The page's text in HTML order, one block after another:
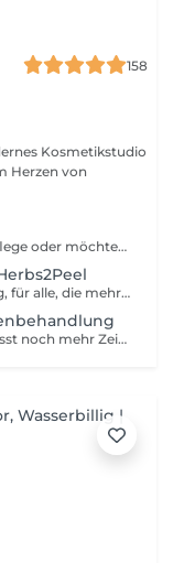
158
Kosmetikstudio
Herzen von
Du brauchst Nachschub für deine Hautpflege oder möchtest einen Gutschein abholen? Dann ist dieser kurze Termin genau das Richtige für dich. Hier kannst du unkompliziert deine Produkte oder Gutscheine bei uns im Studio abholen ganz ohne Wartezeit und in entspannter Atmosphäre. Wichtig: Bitte beachte, dass es sich hierbei um einen reinen Abhol- oder Shopping-Termin handelt. Eine individuelle Hautanalyse oder Pflegeberatung ist aus Zeitgründen nicht möglich. Wir freuen uns auf dich!
Die intensivste Form der Hauterneuerung, für alle, die mehr wollen als nur einen Frische-Kick. Das Signature BPeel basiert auf der innovativen herbs2peel Methode und kombiniert natürliches Kräuterpeeling mit gezielter, individueller Wirkstoffbehandlung und Entspannungselementen. Feinste Kräuterpartikel werden in die Haut eingearbeitet und erzeugen eine gezielte Mikroirritation. Genau hier beginnt der Effekt: - die Durchblutung wird angeregt - der Stoffwechsel aktiviert - die Zellerneuerung stimuliert Gleichzeitig werden abgestorbene Hautzellen gelöst, während aktive Wirkstoffe tief in die Haut eingeschleust werden. Das Besondere: Es kommt nicht zu einem klassischen Schälprozess, sondern zu einer intensiven Regeneration mit sichtbarem Ergebnis. Du spürst den typischen Nervenkitzel während der Behandlung, ein Zeichen dafür, dass deine Haut arbeitet und auf Hochtouren regeneriert. Das Ergebnis: - klarere, ebenmäßigere Haut - feinere Poren - mehr Spannkraft und Elastizität - sichtbar mehr Glow - ein entspanntes Nervensystem Indikationen: - unreine Haut / Akne / verstopfte Poren - großporiges Hautbild - feuchtigkeitsarme Haut - erste Fältchen / Elastizitätsverlust - Hyperpigmentierung - fahle, gestresste Haut - Haut, die langfristig verbessert werden soll Kontraindikationen: - bekannte Allergien gegen Kräuter/Pflanzenstoffe - akute Hauterkrankungen oder Entzündungen - entzündliche Rosazea - offene Hautstellen / Wunden - stark gereizte Haut
Bei The Beginning nehmen wir uns bewusst noch mehr Zeit, um deine Haut ganzheitlich zu analysieren und zu verstehen. Dafür kombinieren wir eine ausführliche Anamnese mit einer modernen digitalen Hautanalyse: Mithilfe eines speziellen Gerätes können wir nicht nur die Oberfläche betrachten, sondern auch tiefere Hautschichten sichtbar machen und mögliche zukünftige Hautveränderungen frühzeitig erkennen. Beratung und Analyse stehen hier im Fokus: Gemeinsam erstellen wir nicht nur einen individuellen Behandlungsplan für die kommenden Wochen und Monate, sondern entwickeln auch einen auf deine Haut abgestimmten Heimpflegeplan. Denn echte Hautveränderungen entstehen nur dann, wenn Behandlung und Heimpflege perfekt zusammenspielen. Nur wer zu Hause konsequent mitarbeitet, wird das volle Potenzial seiner Haut entfalten können und genau dafür geben wir dir ganz viele personalisierte & wertvolle Tipps an die Hand. Natürlich gehört zu deinem ersten Termin auch eine entspannte, individuell auf deine Hautbedürfnisse angepasste wirkstoffbasierte Behandlung. Je nach Hautbild integrieren wir erste Reinigungs- und Pflegeschritte, sanfte Peelings und hochaktive Wirkstoffe. Als kleines Willkommensgeschenk erhältst du bei deinem ersten Termin eine hochwertige Kennenlerngröße eines für dich ausgewählten Produkt. Erlebe The Beginning als den ersten Schritt zu einer Haut, die nicht nur gepflegt aussieht, sondern langfristig gesünder, widerstandsfähiger und strahlender wird.